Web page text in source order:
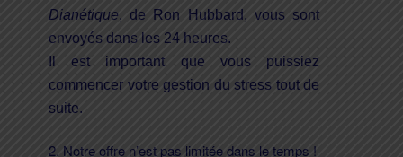
Dianétique, de Ron Hubbard, vous sont
envoyés dans les 24 heures.
Il est important que vous puissiez
commencer votre gestion du stress tout de
suite.
2. Notre offre n’est pas limitée dans le temps !